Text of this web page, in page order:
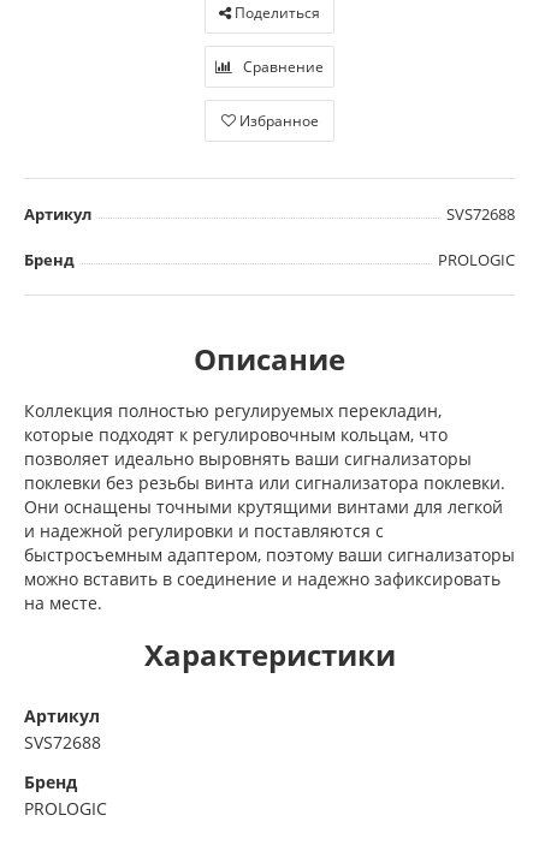
Поделиться
Сравнение
Избранное
Артикул SVS72688
Бренд PROLOGIC
Описание
Коллекция полностью регулируемых перекладин,
которые подходят к регулировочным кольцам, что
позволяет идеально выровнять ваши сигнализаторы
поклевки без резьбы винта или сигнализатора поклевки.
Они оснащены точными крутящими винтами для легкой
и надежной регулировки и поставляются с
быстросъемным адаптером, поэтому ваши сигнализаторы
можно вставить в соединение и надежно зафиксировать
на месте.
Характеристики
Артикул
SVS72688
Бренд
PROLOGIC